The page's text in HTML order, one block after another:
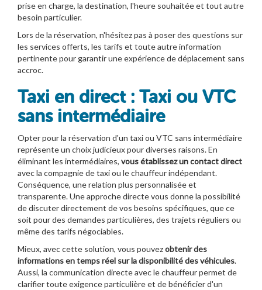
prise en charge, la destination, l'heure souhaitée et tout autre
besoin particulier.
Lors de la réservation, n'hésitez pas à poser des questions sur
les services offerts, les tarifs et toute autre information
pertinente pour garantir une expérience de déplacement sans
accroc.
Taxi en direct : Taxi ou VTC
sans intermédiaire
Opter pour la réservation d'un taxi ou VTC sans intermédiaire
représente un choix judicieux pour diverses raisons. En
éliminant les intermédiaires, vous établissez un contact direct
avec la compagnie de taxi ou le chauffeur indépendant.
Conséquence, une relation plus personnalisée et
transparente. Une approche directe vous donne la possibilité
de discuter directement de vos besoins spécifiques, que ce
soit pour des demandes particulières, des trajets réguliers ou
même des tarifs négociables.
Mieux, avec cette solution, vous pouvezobtenir des
informations en temps réel sur la disponibilité des véhicules.
Aussi, la communication directe avec le chauffeur permet de
clarifier toute exigence particulière et de bénéficier d'un